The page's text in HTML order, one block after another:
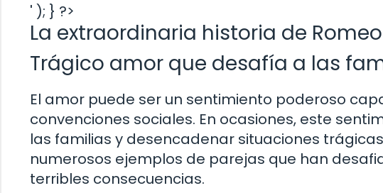
' ); } ?>
La extraordinaria historia de
Trágico amor que desafía a las
El amor puede ser un sentimiento poderoso
convenciones sociales. En ocasiones, este
las familias y desencadenar situaciones
numerosos ejemplos de parejas que han
terribles consecuencias.